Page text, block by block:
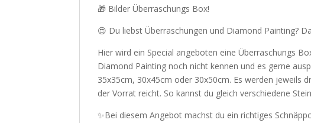
🎁 Bilder Überraschungs Box!
😍 Du liebst Überraschungen und Diamond Painting?
Hier wird ein Special angeboten eine Überraschungs
Diamond Painting noch nicht kennen und es gerne
35x35cm, 30x45cm oder 30x50cm. Es werden jeweils
der Vorrat reicht. So kannst du gleich verschiedene
✨Bei diesem Angebot machst du ein richtiges